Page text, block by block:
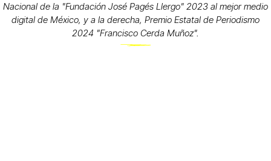
Nacional de la "Fundación José Pagés Llergo" 2023 al mejor medio
digital de México, y a la derecha, Premio Estatal de Periodismo
2024 "Francisco Cerda Muñoz".